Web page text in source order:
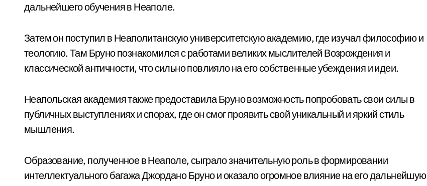
дальнейшего обучения в Неаполе.
Затем он поступил в Неаполитанскую университетскую академию, где изучал философию и
теологию. Там Бруно познакомился с работами великих мыслителей Возрождения и
классической античности, что сильно повлияло на его собственные убеждения и идеи.
Неапольская академия также предоставила Бруно возможность попробовать свои силы в
публичных выступлениях и спорах, где он смог проявить свой уникальный и яркий стиль
мышления.
Образование, полученное в Неаполе, сыграло значительную роль в формировании
интеллектуального багажа Джордано Бруно и оказало огромное влияние на его дальнейшую